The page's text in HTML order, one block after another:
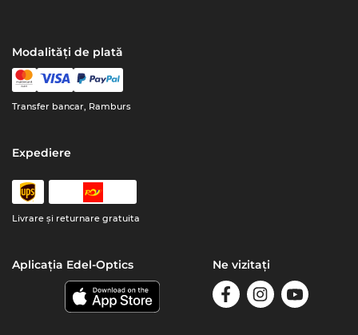
Modalități de plată
Transfer bancar, Ramburs
Expediere
Livrare şi returnare gratuita
Aplicația Edel-Optics Ne vizitați